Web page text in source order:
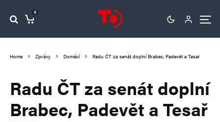
0
Home Zprávy Domácí Radu ČT za senát doplní Brabec, Padevět a Tesař
Radu ČT za senát doplní
Brabec, Padevět a Tesař